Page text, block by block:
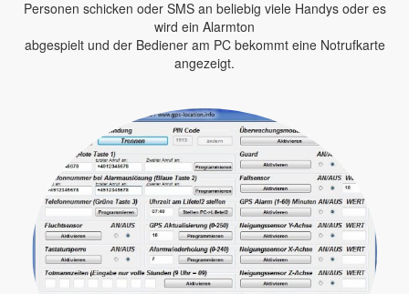
Personen schicken oder SMS an beliebig viele Handys oder es
wird ein Alarmton
abgespielt und der Bediener am PC bekommt eine Notrufkarte
angezeigt.